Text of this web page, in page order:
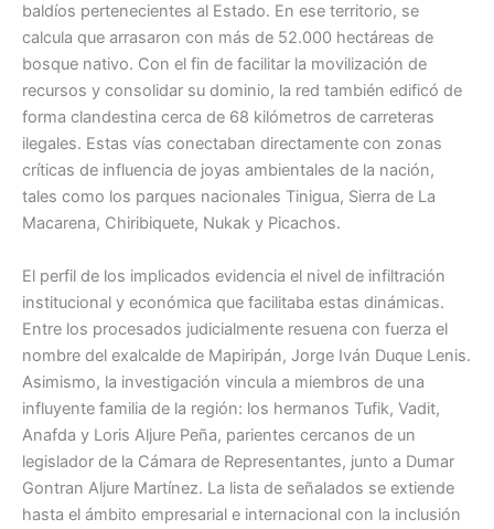
baldíos pertenecientes al Estado. En ese territorio, se
calcula que arrasaron con más de 52.000 hectáreas de
bosque nativo. Con el fin de facilitar la movilización de
recursos y consolidar su dominio, la red también edificó de
forma clandestina cerca de 68 kilómetros de carreteras
ilegales. Estas vías conectaban directamente con zonas
críticas de influencia de joyas ambientales de la nación,
tales como los parques nacionales Tinigua, Sierra de La
Macarena, Chiribiquete, Nukak y Picachos.
El perfil de los implicados evidencia el nivel de infiltración
institucional y económica que facilitaba estas dinámicas.
Entre los procesados judicialmente resuena con fuerza el
nombre del exalcalde de Mapiripán, Jorge Iván Duque Lenis.
Asimismo, la investigación vincula a miembros de una
influyente familia de la región: los hermanos Tufik, Vadit,
Anafda y Loris Aljure Peña, parientes cercanos de un
legislador de la Cámara de Representantes, junto a Dumar
Gontran Aljure Martínez. La lista de señalados se extiende
hasta el ámbito empresarial e internacional con la inclusión